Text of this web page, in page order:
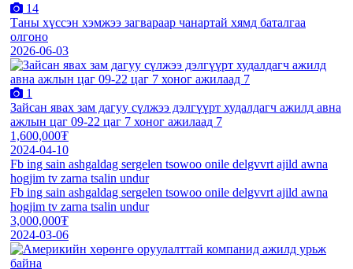
14
Таны хүссэн хэмжээ загвараар чанартай хямд баталгаа
олгоно
2026-06-03
1
Зайсан явах зам дагуу сүлжээ дэлгүүрт худалдагч ажилд авна
ажлын цаг 09-22 цаг 7 хоног ажилаад 7
1,600,000₮
2024-04-10
Fb ing sain ashgaldag sergelen tsowoo onile delgvvrt ajild awna
hogjim tv zarna tsalin undur
Fb ing sain ashgaldag sergelen tsowoo onile delgvvrt ajild awna
hogjim tv zarna tsalin undur
3,000,000₮
2024-03-06